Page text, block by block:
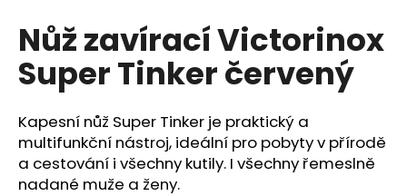
produktu
je
0,0
z
hvězdiček.
Nůž zavírací Victorinox
Super Tinker červený
Kapesní nůž Super Tinker je praktický a
multifunkční nástroj, ideální pro pobyty v přírodě
a cestování i všechny kutily. I všechny řemeslně
nadané muže a ženy.
a
j
í
t
?